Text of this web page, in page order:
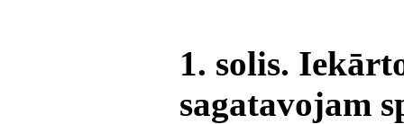
1. solis.
sagatavojam